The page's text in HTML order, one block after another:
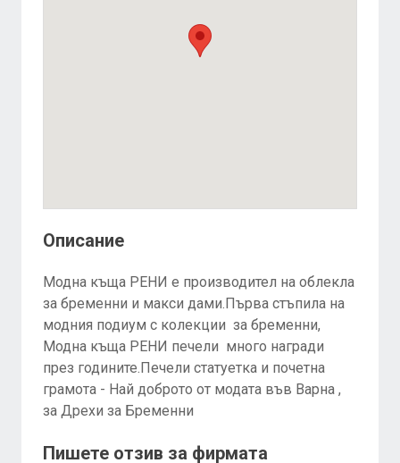
Описание
Модна къща РЕНИ е производител на облекла
за бременни и макси дами.Първа стъпила на
модния подиум с колекции за бременни,
Модна къща РЕНИ печели много награди
през годините.Печели статуетка и почетна
грамота - Най доброто от модата във Варна ,
за Дрехи за Бременни
Пишете отзив за фирмата